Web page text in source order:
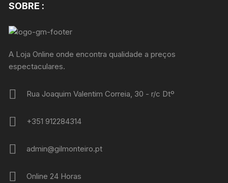
SOBRE :
A Loja Online onde encontra qualidade a preços
espectaculares.
Rua Joaquim Valentim Correia, 30 - r/c Dtº
+351 912284314
admin@gilmonteiro.pt
Online 24 Horas